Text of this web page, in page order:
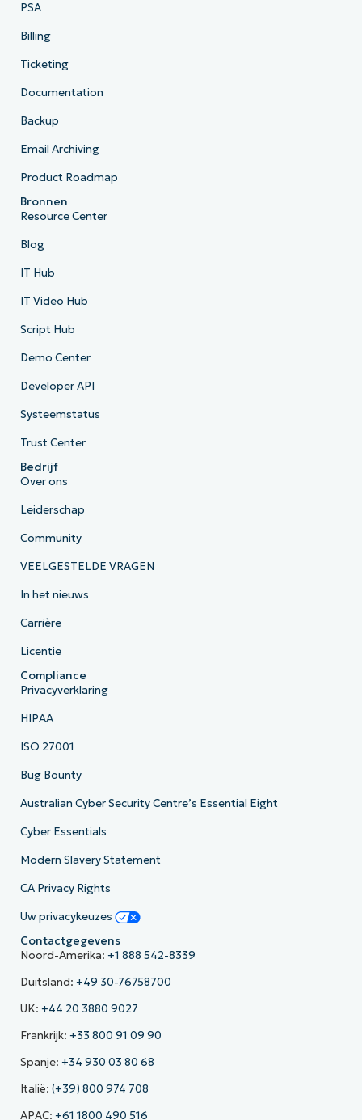
PSA
Billing
Ticketing
Documentation
Backup
Email Archiving
Product Roadmap
Bronnen
Resource Center
Blog
IT Hub
IT Video Hub
Script Hub
Demo Center
Developer API
Systeemstatus
Trust Center
Bedrijf
Over ons
Leiderschap
Community
VEELGESTELDE VRAGEN
In het nieuws
Carrière
Licentie
Compliance
Privacyverklaring
HIPAA
ISO 27001
Bug Bounty
Australian Cyber Security Centre’s Essential Eight
Cyber Essentials
Modern Slavery Statement
CA Privacy Rights
Uw privacykeuzes
Contactgegevens
Noord-Amerika: +1 888 542-8339
Duitsland: +49 30-76758700
UK: +44 20 3880 9027
Frankrijk: +33 800 91 09 90
Spanje: +34 930 03 80 68
Italië: (+39) 800 974 708
APAC: +61 1800 490 516